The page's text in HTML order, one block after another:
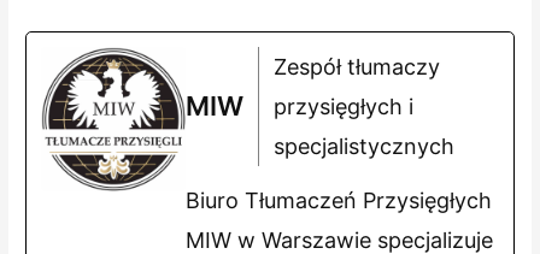
MIW
Zespół tłumaczy
przysięgłych i
specjalistycznych
Biuro Tłumaczeń Przysięgłych
MIW w Warszawie specjalizuje